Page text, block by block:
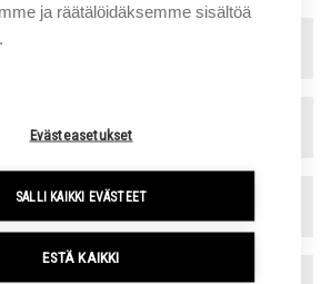
ja räätälöidäksemme sisältöä
Evästeasetukset
SALLI KAIKKI EVÄSTEET
ESTÄ KAIKKI